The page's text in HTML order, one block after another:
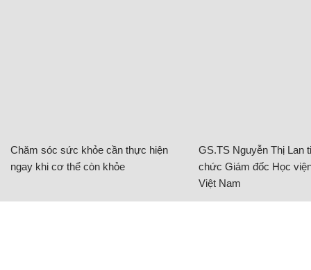
Chăm sóc sức khỏe cần thực hiện
ngay khi cơ thể còn khỏe
GS.TS Nguyễn Thị Lan
chức Giám đốc Học
Việt Nam